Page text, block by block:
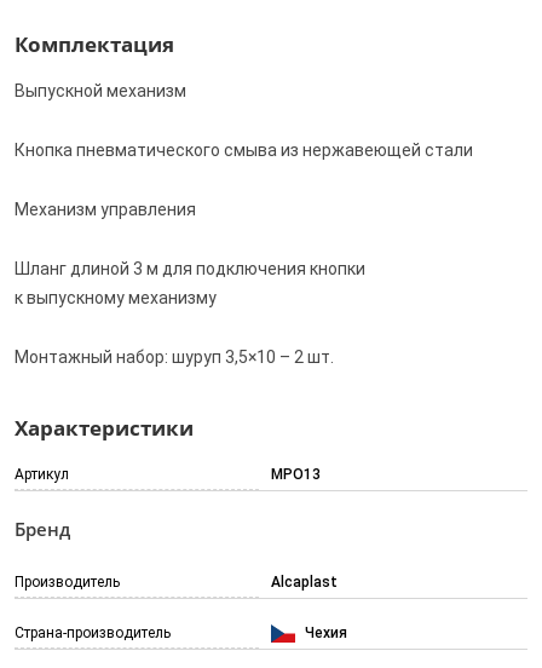
Комплектация
Выпускной механизм
Кнопка пневматического смыва из нержавеющей стали
Механизм управления
Шланг длиной 3 м для подключения кнопки
к выпускному механизму
Монтажный набор: шуруп 3,5×10 – 2 шт.
Характеристики
Артикул MPO13
Бренд
Производитель Alcaplast
Страна-производитель Чехия